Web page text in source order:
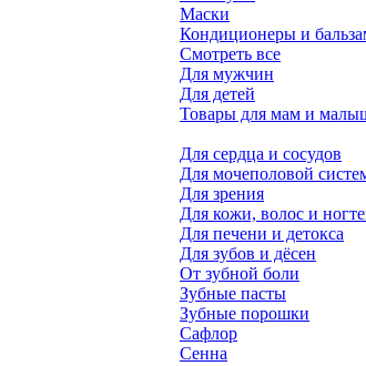
Маски
Кондиционеры и
Смотреть все
Для мужчин
Для детей
Товары для мам и
Для сердца и сосудов
Для мочеполовой
Для зрения
Для кожи, волос и
Для печени и детокса
Для зубов и дёсен
От зубной боли
Зубные пасты
Зубные порошки
Сафлор
Сенна